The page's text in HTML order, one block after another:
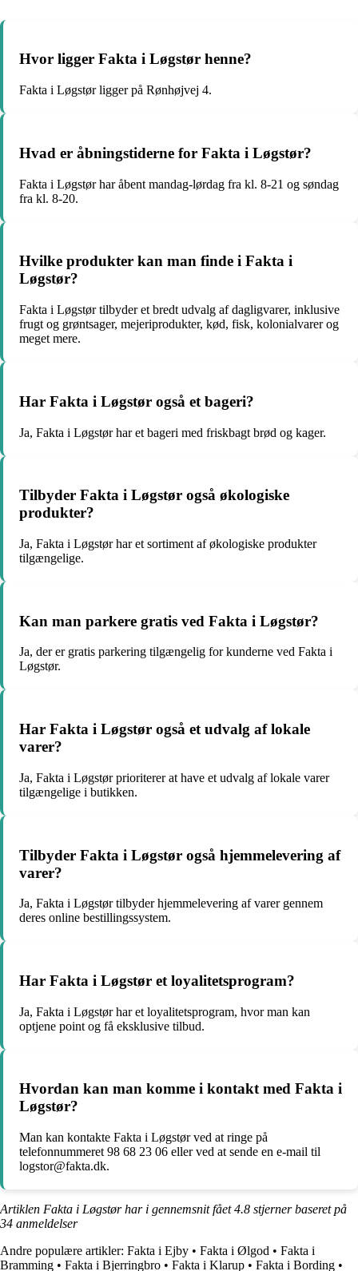
Hvor ligger Fakta i Løgstør henne?
Fakta i Løgstør ligger på Rønhøjvej 4.
Hvad er åbningstiderne for Fakta i Løgstør?
Fakta i Løgstør har åbent mandag-lørdag fra kl. 8-21 og søndag
fra kl. 8-20.
Hvilke produkter kan man finde i Fakta i
Løgstør?
Fakta i Løgstør tilbyder et bredt udvalg af dagligvarer, inklusive
frugt og grøntsager, mejeriprodukter, kød, fisk, kolonialvarer og
meget mere.
Har Fakta i Løgstør også et bageri?
Ja, Fakta i Løgstør har et bageri med friskbagt brød og kager.
Tilbyder Fakta i Løgstør også økologiske
produkter?
Ja, Fakta i Løgstør har et sortiment af økologiske produkter
tilgængelige.
Kan man parkere gratis ved Fakta i Løgstør?
Ja, der er gratis parkering tilgængelig for kunderne ved Fakta i
Løgstør.
Har Fakta i Løgstør også et udvalg af lokale
varer?
Ja, Fakta i Løgstør prioriterer at have et udvalg af lokale varer
tilgængelige i butikken.
Tilbyder Fakta i Løgstør også hjemmelevering af
varer?
Ja, Fakta i Løgstør tilbyder hjemmelevering af varer gennem
deres online bestillingssystem.
Har Fakta i Løgstør et loyalitetsprogram?
Ja, Fakta i Løgstør har et loyalitetsprogram, hvor man kan
optjene point og få eksklusive tilbud.
Hvordan kan man komme i kontakt med Fakta i
Løgstør?
Man kan kontakte Fakta i Løgstør ved at ringe på
telefonnummeret 98 68 23 06 eller ved at sende en e-mail til
logstor@fakta.dk.
Artiklen Fakta i Løgstør har i gennemsnit fået4.8 stjerner baseret på
34 anmeldelser
Andre populære artikler: Fakta i Ejby • Fakta i Ølgod • Fakta i
Bramming • Fakta i Bjerringbro • Fakta i Klarup • Fakta i Bording •